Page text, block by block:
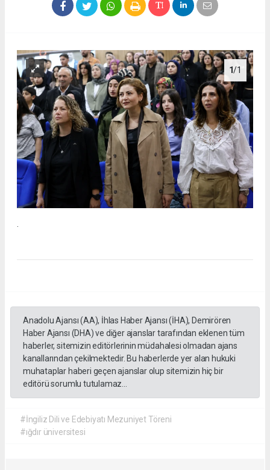
1/1
Anadolu Ajansı (AA), İhlas Haber Ajansı (İHA), Demirören
Haber Ajansı (DHA) ve diğer ajanslar tarafından eklenen tüm
haberler, sitemizin editörlerinin müdahalesi olmadan ajans
kanallarından çekilmektedir. Bu haberlerde yer alan hukuki
muhataplar haberi geçen ajanslar olup sitemizin hiç bir
editörü sorumlu tutulamaz...
#İngiliz Dili ve Edebiyatı Mezuniyet Töreni
#ığdır üniversitesi